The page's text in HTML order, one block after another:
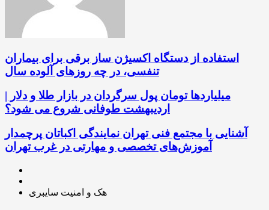
استفاده از دستگاه اکسیژن ساز برقی برای بیماران
تنفسی، در چه روزهای آلوده سال
میلیاردها تومان پول سرگردان در بازار طلا و دلار |
اردیبهشت طوفانی شروع می شود؟
آشنایی با مجتمع فنی تهران نمایندگی اکباتان پرچمدار
آموزش‌های تخصصی و مهارتی در غرب تهران
هک و امنیت سایبری